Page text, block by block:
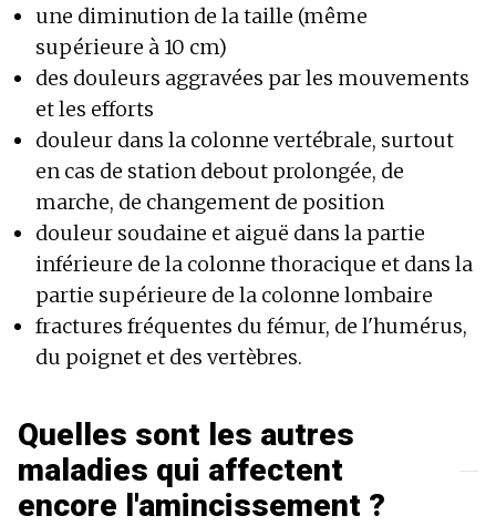
une diminution de la taille (même
supérieure à 10 cm)
des douleurs aggravées par les mouvements
et les efforts
douleur dans la colonne vertébrale, surtout
en cas de station debout prolongée, de
marche, de changement de position
douleur soudaine et aiguë dans la partie
inférieure de la colonne thoracique et dans la
partie supérieure de la colonne lombaire
fractures fréquentes du fémur, de l'humérus,
du poignet et des vertèbres.
Quelles sont les autres
maladies qui affectent
encore l'amincissement ?